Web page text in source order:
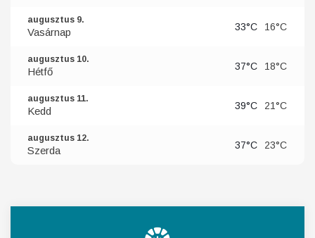
augusztus 9.
Vasárnap 33°C 16°C
augusztus 10.
Hétfő 37°C 18°C
augusztus 11.
Kedd 39°C 21°C
augusztus 12.
Szerda 37°C 23°C